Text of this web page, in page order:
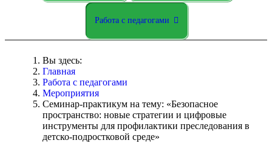
Работа с педагогами
Вы здесь:
Главная
Работа с педагогами
Мероприятия
Семинар-практикум на тему: «Безопасное
пространство: новые стратегии и цифровые
инструменты для профилактики преследования в
детско-подростковой среде»